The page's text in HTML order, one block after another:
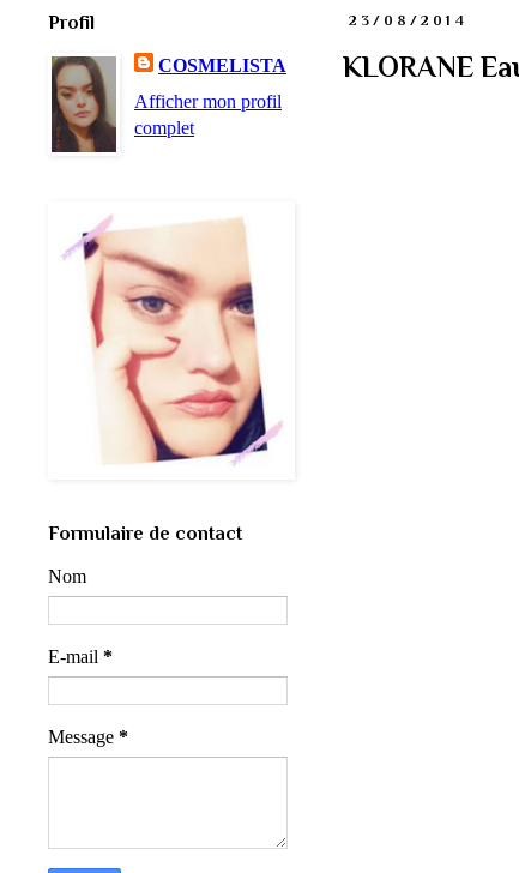
23/08/2014
KLORANE
Profil
COSMELISTA
Afficher mon profil
complet
Formulaire de contact
Nom
E-mail *
Message *